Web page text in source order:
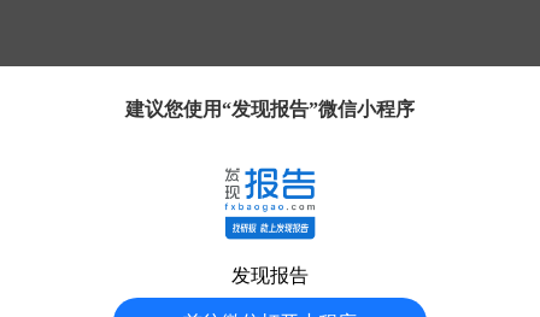
建议您使用“发现报告”微信小程序
发现报告
APP